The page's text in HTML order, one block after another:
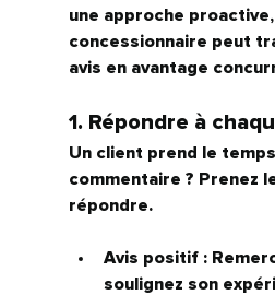
une approche proactive,
concessionnaire peut
avis en avantage
1. Répondre à
Un client prend le
commentaire ? Prenez
répondre.
Avis positif :
soulignez son